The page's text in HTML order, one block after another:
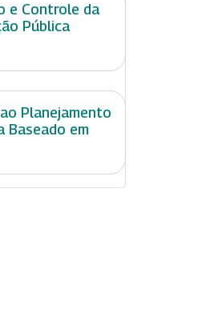
e Controle da
Pública
Planejamento
Baseado em